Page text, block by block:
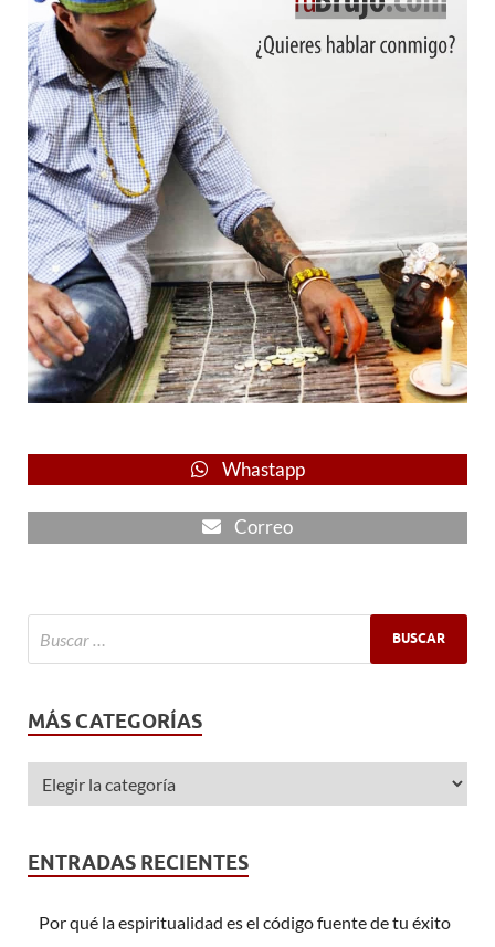
Whastapp
Correo
MÁS CATEGORÍAS
ENTRADAS RECIENTES
Por qué la espiritualidad es el código fuente de tu éxito